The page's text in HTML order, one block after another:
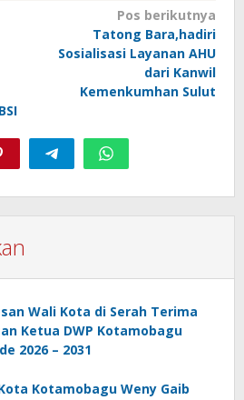
Pos berikutnya
Tatong Bara,hadiri
Sosialisasi Layanan AHU
dari Kanwil
Kemenkumhan Sulut
Wali Kota di Serah Terima
Ketua DWP Kotamobagu
2026 – 2031
Kotamobagu Weny Gaib